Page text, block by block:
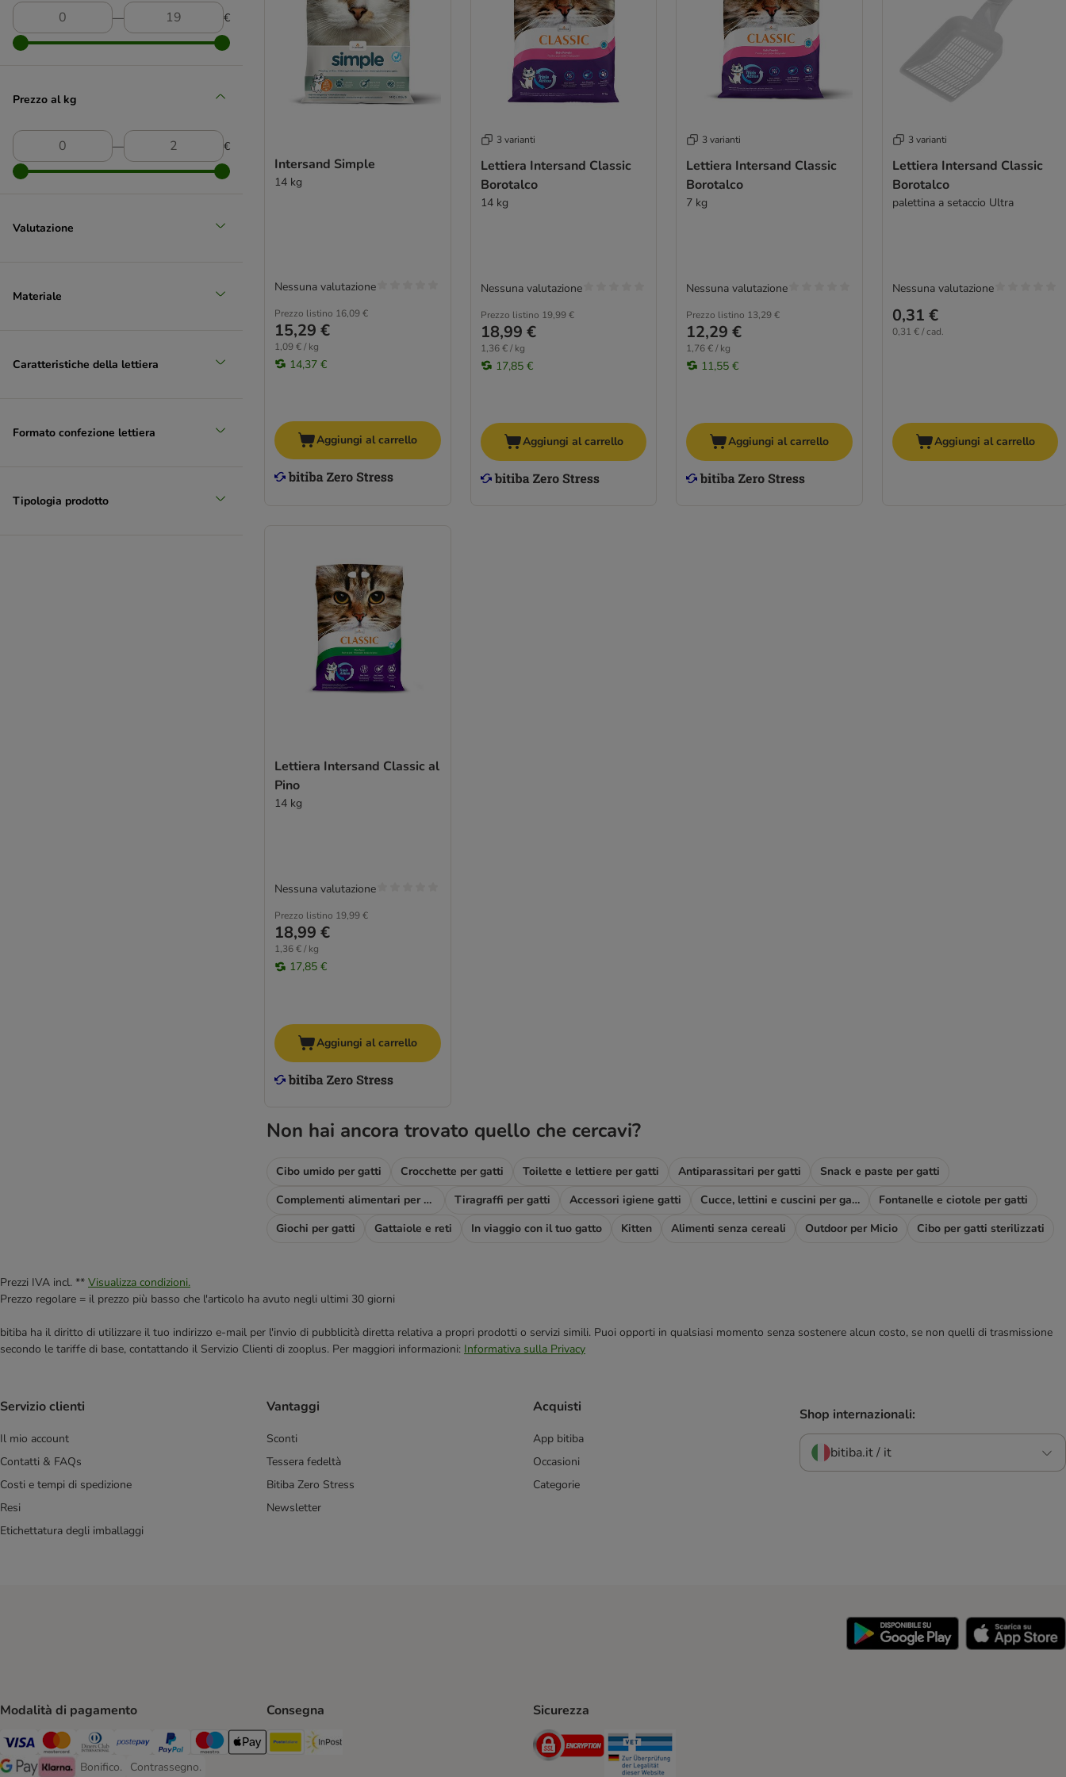
― €
Prezzo al kg
― €
Valutazione
Materiale
Caratteristiche della lettiera
Formato confezione lettiera
Tipologia prodotto
Intersand Simple
14 kg
Prezzo listino 16,09 €
15,29 €
1,09 € / kg
14,37 €
Nessuna valutazione
Aggiungi al carrello
3 varianti
Lettiera Intersand Classic
Borotalco
14 kg
Prezzo listino 19,99 €
18,99 €
1,36 € / kg
17,85 €
Nessuna valutazione
Aggiungi al carrello
3 varianti
Lettiera Intersand Classic
Borotalco
7 kg
Prezzo listino 13,29 €
12,29 €
1,76 € / kg
11,55 €
Nessuna valutazione
Aggiungi al carrello
3 varianti
Lettiera Intersand Classic
Borotalco
palettina a setaccio Ultra
0,31 €
0,31 € / cad.
Nessuna valutazione
Aggiungi al carrello
Lettiera Intersand Classic al
Pino
14 kg
Prezzo listino 19,99 €
18,99 €
1,36 € / kg
17,85 €
Nessuna valutazione
Aggiungi al carrello
Non hai ancora trovato quello che cercavi?
Cibo umido per gatti Crocchette per gatti Toilette e lettiere per gatti Antiparassitari per gatti
Snack e paste per gatti
Complementi alimentari per gatti
Tiragraffi per gatti Accessori igiene gatti Cucce, lettini e cuscini per gatti
Fontanelle e ciotole per gatti
Giochi per gatti
Gattaiole e reti In viaggio con il tuo gatto Kitten Alimenti senza cereali Outdoor per Micio Cibo per gatti sterilizzati
Prezzi IVA incl. ** Visualizza condizioni.
Prezzo regolare = il prezzo più basso che l'articolo ha avuto negli ultimi 30 giorni
bitiba ha il diritto di utilizzare il tuo indirizzo e-mail per l'invio di pubblicità diretta relativa a propri prodotti o servizi simili. Puoi opporti in qualsiasi momento senza sostenere alcun costo, se non quelli di trasmissione
secondo le tariffe di base, contattando il Servizio Clienti di zooplus. Per maggiori informazioni: Informativa sulla Privacy
Servizio clienti
Il mio account
Contatti & FAQs
Costi e tempi di spedizione
Resi
Etichettatura degli imballaggi
Vantaggi
Sconti
Tessera fedeltà
Bitiba Zero Stress
Newsletter
Acquisti
App bitiba
Occasioni
Categorie
Shop internazionali:
bitiba.it / it
Modalità di pagamento
Visa. Payment Method
Mastercard. Payment Method
Diners Club. Payment Method
Postepay. Payment Method
PayPal. Payment Method
Maestro. Payment Method
Apple pay. Payment Method
Bonifico.
Bonifico. Payment Method
Contrassegno.
Contrassegno. Payment Method
Consegna
Poste Italiane. Shipping Method
Sicurezza
Security